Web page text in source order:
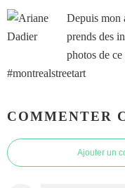
Depuis mon
prends des
photos de
#montrealstreetart
COMMENTER
Ajouter un